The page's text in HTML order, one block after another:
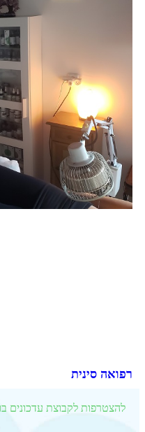
רפואה סינית
להצטרפות לקבוצת עדכונים